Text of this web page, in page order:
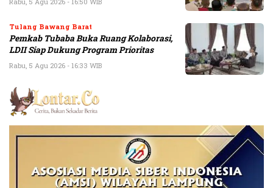
Tulang Bawang Barat
Pemkab Tubaba Buka Ruang Kolaborasi,
LDII Siap Dukung Program Prioritas
Rabu, 5 Agu 2026 - 16:33 WIB